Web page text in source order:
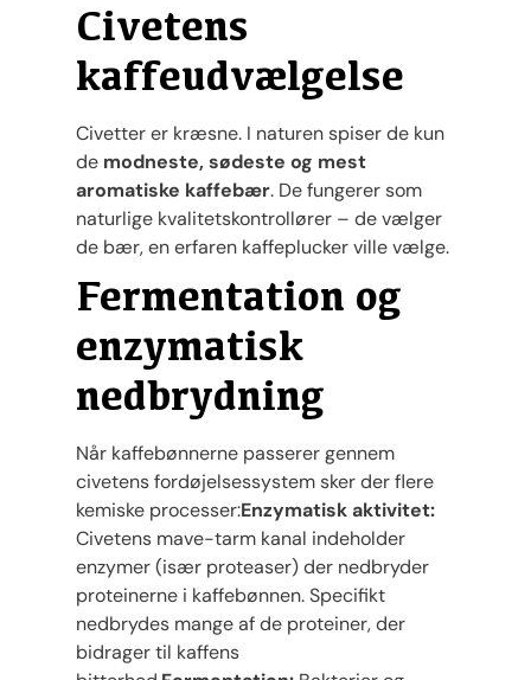
Civetens
kaffeudvælgelse
Civetter er kræsne. I naturen spiser de kun
de modneste, sødeste og mest
aromatiske kaffebær. De fungerer som
naturlige kvalitetskontrollører – de vælger
de bær, en erfaren kaffeplucker ville vælge.
Fermentation og
enzymatisk
nedbrydning
Når kaffebønnerne passerer gennem
civetens fordøjelsessystem sker der flere
kemiske processer:Enzymatisk aktivitet:
Civetens mave-tarm kanal indeholder
enzymer (især proteaser) der nedbryder
proteinerne i kaffebønnen. Specifikt
nedbrydes mange af de proteiner, der
bidrager til kaffens